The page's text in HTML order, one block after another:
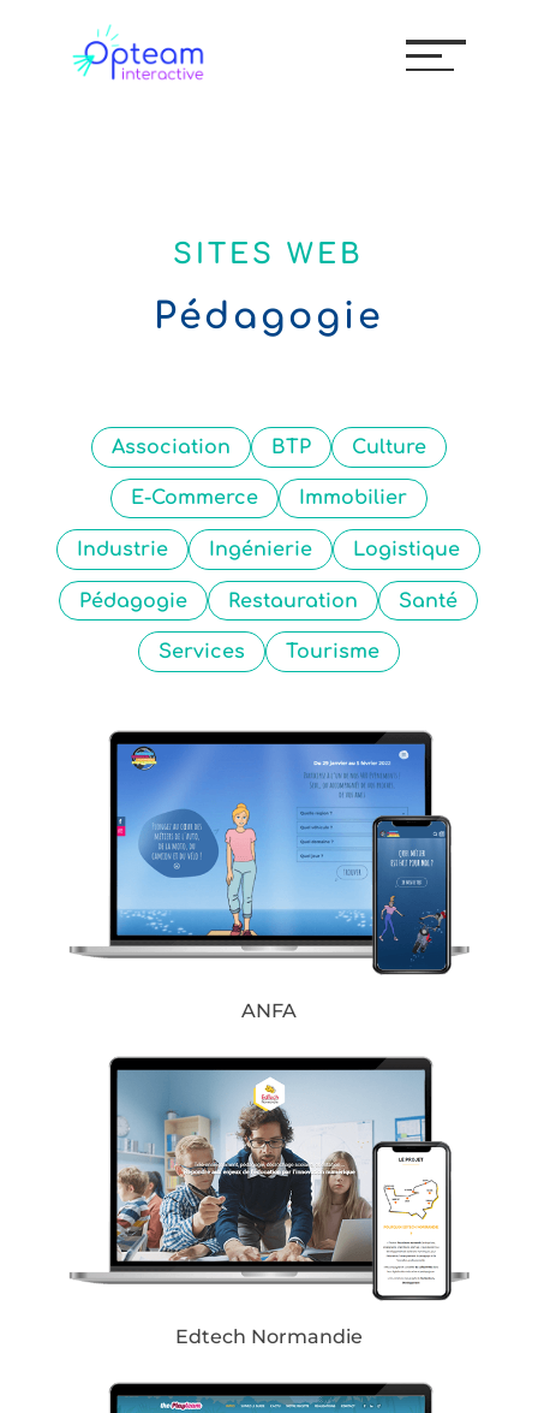
SITES WEB
Pédagogie
Association BTP Culture
E-Commerce Immobilier
Industrie Ingénierie Logistique
Pédagogie Restauration Santé
Services Tourisme
ANFA
Edtech Normandie